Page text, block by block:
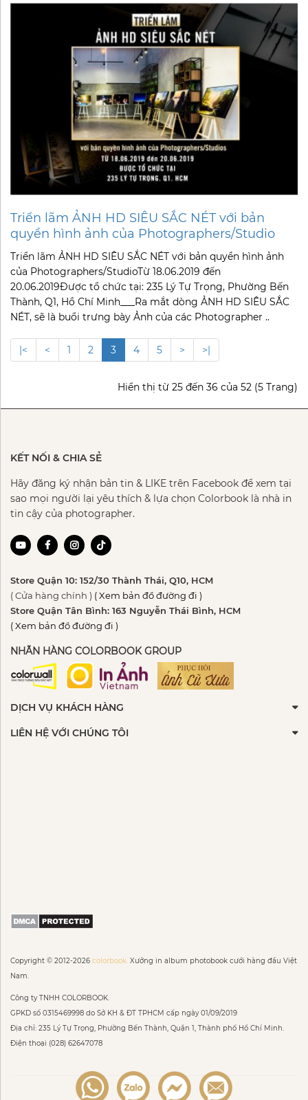
Triển lãm ẢNH HD SIÊU SẮC NÉT với bản
quyền hình ảnh của Photographers/Studio
Triển lãm ẢNH HD SIÊU SẮC NÉT với bản quyền hình ảnh
của Photographers/StudioTừ 18.06.2019 đến
20.06.2019Được tổ chức tại: 235 Lý Tự Trọng, Phường Bến
Thành, Q1, Hồ Chí Minh___Ra mắt dòng ẢNH HD SIÊU SẮC
NÉT, sẽ là buổi trưng bày Ảnh của các Photographer ..
|< < 1 2 3 4 5 > >|
Hiển thị từ 25 đến 36 của 52 (5 Trang)
KẾT NỐI & CHIA SẺ
Hãy đăng ký nhận bản tin & LIKE trên Facebook để xem tại
sao mọi người lại yêu thích & lựa chọn Colorbook là nhà in
tin cậy của photographer.
Store Quận 10: 152/30 Thành Thái, Q10, HCM
( Cửa hàng chính ) ( Xem bản đồ đường đi )
Store Quận Tân Bình: 163 Nguyễn Thái Bình, HCM
( Xem bản đồ đường đi )
NHÃN HÀNG COLORBOOK GROUP
DỊCH VỤ KHÁCH HÀNG
LIÊN HỆ VỚI CHÚNG TÔI
Copyright © 2012-2026 colorbook. Xưởng in album photobook cưới hàng đầu Việt
Nam.
Công ty TNHH COLORBOOK.
GPKD số 0315469998 do Sở KH & ĐT TPHCM cấp ngày 01/09/2019
Địa chỉ: 235 Lý Tự Trọng, Phường Bến Thành, Quận 1, Thành phố Hồ Chí Minh.
Điện thoại (028) 62647078